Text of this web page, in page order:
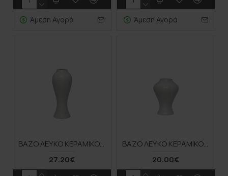
Άμεση Αγορά Άμεση Αγορά
ΒΑΖΟ ΛΕΥΚΟ ΚΕΡΑΜΙΚΟ ΚΑΜΠΥΛΩΤΟ - 14.5x35cm 1/12ΚΙΒ
27.20€
ΒΑΖΟ ΛΕΥΚΟ ΚΕΡΑΜΙΚΟ ΚΑΜΠΥΛΩΤΟ - 15.2x21.2cm 1/9ΚΙΒ
20.00€